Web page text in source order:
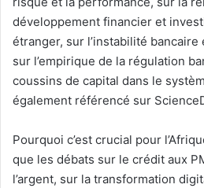
développement financier et
étranger, sur l’instabilité bancaire
sur l’empirique de la régulation
coussins de capital dans le
également référencé sur
Pourquoi c’est crucial pour
que les débats sur le crédit aux
l’argent, sur la transformation